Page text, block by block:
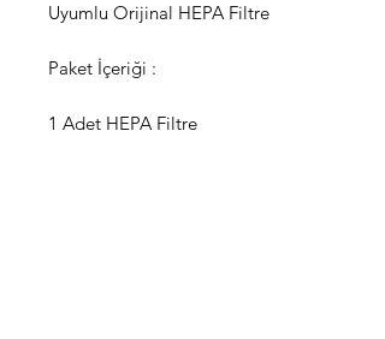
Uyumlu Orijinal HEPA Filtre
Paket İçeriği :
1 Adet HEPA Filtre